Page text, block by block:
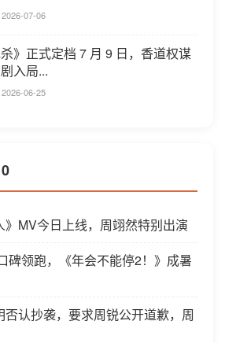
2026-07-06
杀》正式定档 7 月 9 日，香道权谋
入局...
2026-06-25
》MV今日上线，周翊然特别出演
碑领跑，《年会不能停2！》成暑
认抄袭，要求周锐公开道歉，周